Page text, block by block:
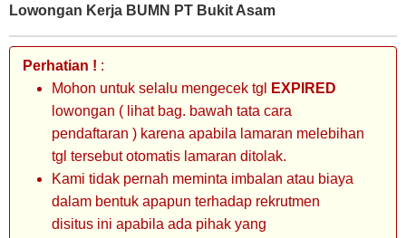
Lowongan Kerja BUMN PT Bukit Asam
Perhatian ! :
Mohon untuk selalu mengecek tgl
EXPIRED
lowongan ( lihat bag. bawah tata cara
pendaftaran ) karena apabila lamaran melebihan
tgl tersebut otomatis lamaran ditolak.
Kami tidak pernah meminta imbalan atau biaya
dalam bentuk apapun terhadap rekrutmen
disitus ini apabila ada pihak yang